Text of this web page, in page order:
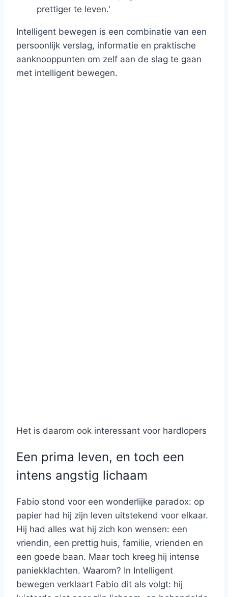
prettiger te leven.'
Intelligent bewegen is een combinatie van een
persoonlijk verslag, informatie en praktische
aanknooppunten om zelf aan de slag te gaan
met intelligent bewegen.
Het is daarom ook interessant voor hardlopers
Een prima leven, en toch een
intens angstig lichaam
Fabio stond voor een wonderlijke paradox: op
papier had hij zijn leven uitstekend voor elkaar.
Hij had alles wat hij zich kon wensen: een
vriendin, een prettig huis, familie, vrienden en
een goede baan. Maar toch kreeg hij intense
paniekklachten. Waarom? In Intelligent
bewegen verklaart Fabio dit als volgt: hij